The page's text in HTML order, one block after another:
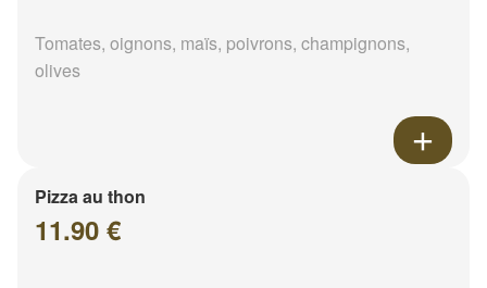
Tomates, oignons, maïs, poivrons, champignons,
olives
Pizza au thon
11.90 €